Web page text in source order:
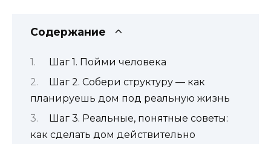
Содержание
Шаг 1. Пойми человека
Шаг 2. Собери структуру — как
планируешь дом под реальную жизнь
Шаг 3. Реальные, понятные советы:
как сделать дом действительно